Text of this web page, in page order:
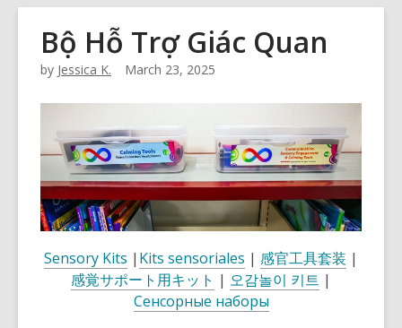
overlay
Bộ Hỗ Trợ Giác Quan
by Jessica K. March 23, 2025
Sensory Kits | Kits sensoriales | 感官工具套装 |
感覚サポート用キット | 오감놀이 키트 |
Сенсорные наборы